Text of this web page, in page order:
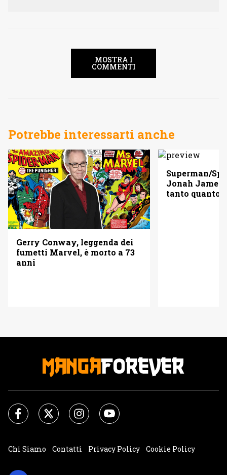
MOSTRA I
COMMENTI
Potrebbe interessarti anche
Gerry Conway, leggenda dei
fumetti Marvel, è morto a 73
anni
Superman/
Jonah
tanto quanto
Chi Siamo Contatti Privacy Policy
Cookie Policy